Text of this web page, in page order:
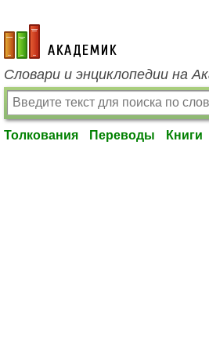
academic.ru
Словари и энциклопедии на
Толкования Переводы Книги